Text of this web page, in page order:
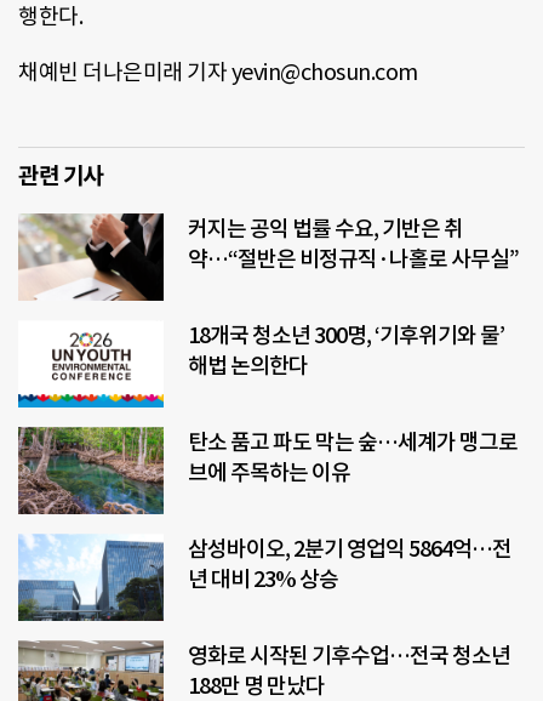
행한다.
채예빈 더나은미래 기자 yevin@chosun.com
관련 기사
커지는 공익 법률 수요, 기반은 취
약…“절반은 비정규직·나홀로 사무실”
18개국 청소년 300명, ‘기후위기와 물’
해법 논의한다
탄소 품고 파도 막는 숲…세계가 맹그로
브에 주목하는 이유
삼성바이오, 2분기 영업익 5864억…전
년 대비 23% 상승
영화로 시작된 기후수업…전국 청소년
188만 명 만났다